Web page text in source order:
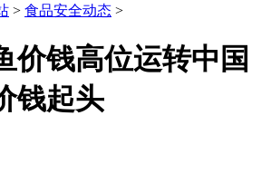
> 食品安全动态 >
价钱高位运转中国
钱起头